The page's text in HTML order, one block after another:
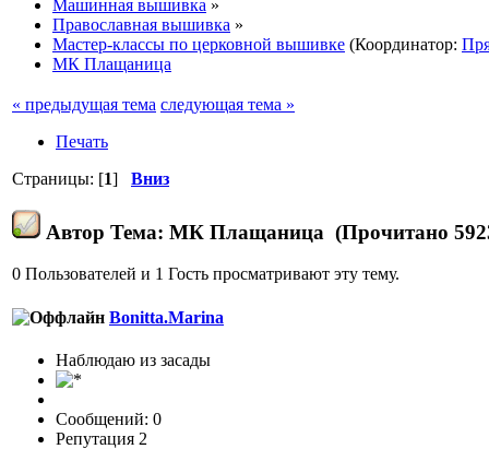
Машинная вышивка »
Православная вышивка »
Мастер-классы по церковной вышивке (Координатор:
МК Плащаница
« предыдущая тема следующая тема »
Печать
Страницы: [1] Вниз
Автор Тема: МК Плащаница (Прочитано
0 Пользователей и 1 Гость просматривают эту тему.
Bonitta.Marina
Наблюдаю из засады
Сообщений: 0
Репутация 2